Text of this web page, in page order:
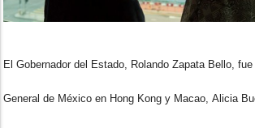
El Gobernador del Estado, Rolando Zapata Bello,
General de México en Hong Kong y Macao, Alicia